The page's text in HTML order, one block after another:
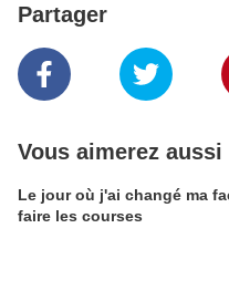
Partager
Vous aimerez aussi
Le jour où j'ai changé ma
faire les courses